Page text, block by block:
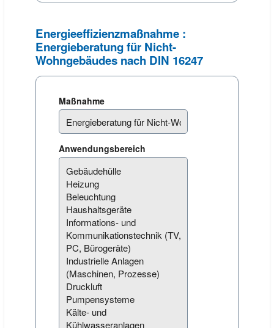
Energieeffizienzmaßnahme :
Energieberatung für Nicht-
Wohngebäudes nach DIN 16247
Maßnahme
Anwendungsbereich